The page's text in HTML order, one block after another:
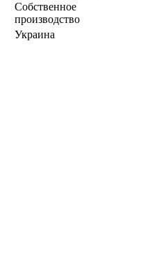
Собственное
производство
Украина